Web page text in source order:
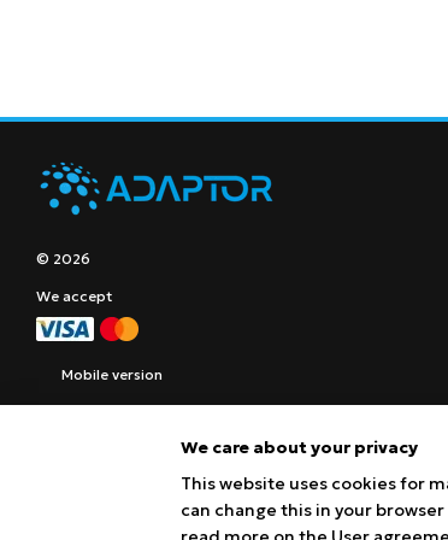
© 2026
We accept
Mobile version
We care about your privacy
This website uses cookies for
can change this in your